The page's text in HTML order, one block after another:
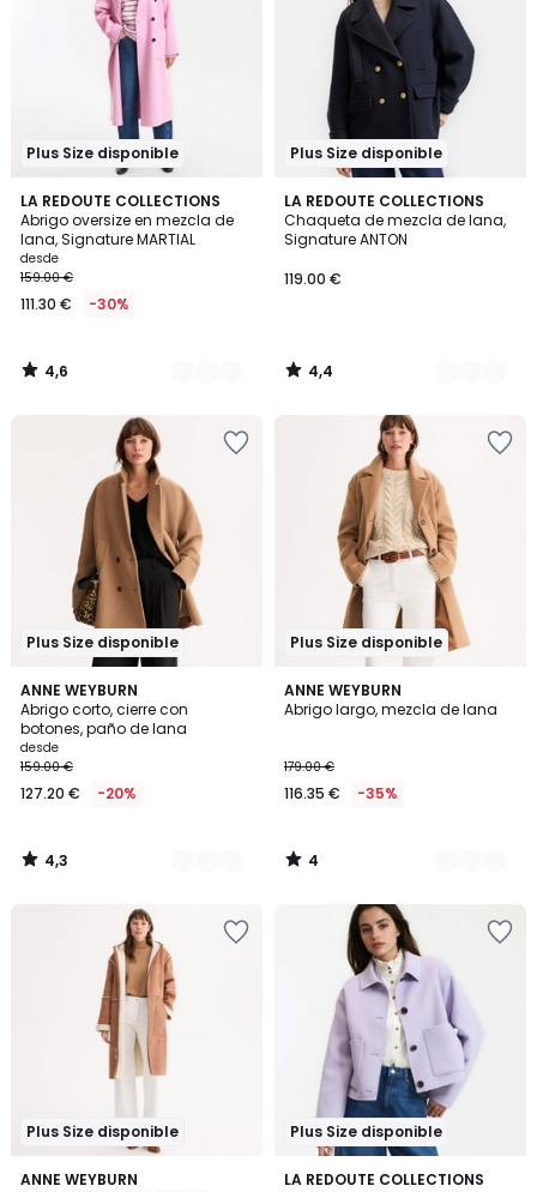
Plus Size disponible
LA REDOUTE COLLECTIONS
Abrigo oversize en mezcla de
lana, Signature MARTIAL
desde
159.00 €
111.30 € -30%
4,6
/ 5
4
Colores
4,6
/
Plus Size disponible
LA REDOUTE COLLECTIONS
Chaqueta de mezcla de lana,
Signature ANTON
119.00 €
4,4
/ 5
2
Colores
4,4
/
Plus Size disponible
ANNE WEYBURN
Abrigo corto, cierre con
botones, paño de lana
desde
159.00 €
127.20 € -20%
4,3
/ 5
3
Colores
4,3
/
Plus Size disponible
ANNE WEYBURN
Abrigo largo, mezcla de lana
179.00 €
116.35 € -35%
4
/
2
Colores
4
/
Plus Size disponible
ANNE WEYBURN
3,8
Plus Size disponible
LA REDOUTE COLLECTIONS
4,4
2